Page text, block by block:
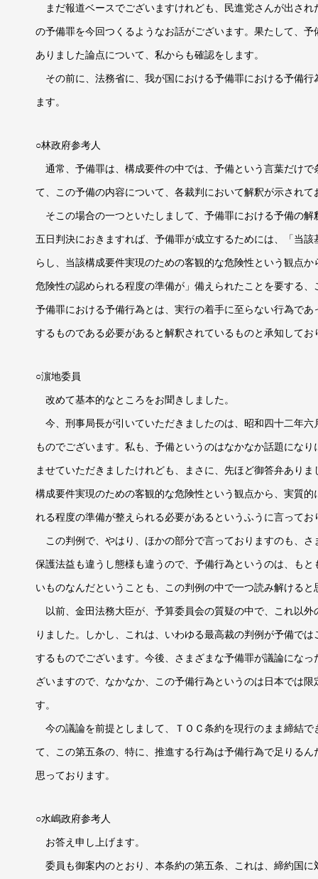
まだ報道ベースでございますけれども、民進党さんが出さ
の予備罪を今回つくるようなお話がございます。果たして、
ありました論点について、私からも確認をします。
その前に、法務省に、我が国における予備罪における予備
ます。
○林政府参考人
通常、予備罪は、構成要件の中では、予備という言葉だけ
て、この予備の内容について、各裁判において解釈が示されて
そこの場合の一つといたしまして、予備罪における予備の
五日判決におきますれば、予備罪が成立するためには、「当
らし、当該構成要件実現のための客観的な危険性という観点
危険性の認められる程度の準備が」備えられたことを要する
予備罪における予備行為とは、実行の着手に至らない行為で
するものである必要があると解釈されているものと承知してお
○濵地委員
改めて基本的なところをお聞きしました。
今、刑事局長が引いていただきましたのは、昭和四十二年
ものでございます。私も、予備というのはなかなか話題にな
ませていただきましたけれども、まさに、先ほど御答弁あり
構成要件実現のための客観的な危険性という観点から、実質
れる程度の準備が整えられる必要があるというふうに言ってお
この判例で、やはり、ほかの部分で言っておりますのも、
保護法益も違うし態様も違うので、予備行為というのは、も
いものなんだということも、この判例の中で一つ読み解けると
以前、金田法務大臣が、予算委員会の質疑の中で、これ以
りました。しかし、これは、いわゆる最高裁の判例が予備で
するものでございます。今後、さまざまな予備罪が議論にな
ざいますので、なかなか、この予備行為というのは日本では
す。
今の議論を前提としまして、ＴＯＣ条約を現行のまま締結
て、この第五条の、特に、推進する行為は予備行為で足りる
思っております。
○水嶋政府参考人
お答え申し上げます。
委員も御案内のとおり、本条約の第五条、これは、締約国